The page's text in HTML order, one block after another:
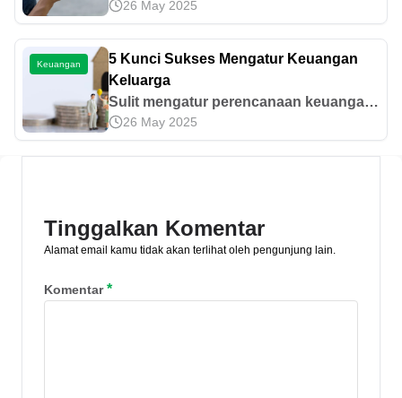
karyawan yang wajib dibayarkan
perusahaan saat terjadi pemutusan
hubungan kerja. Lantas, berapa
besarannya?
26 May 2025
Keuangan
5 Kunci Sukses Mengatur Keuangan
Keluarga
Sulit mengatur perencanaan keuangan
keluarga? Jangan bingung, simak
kunci suksesnya berikut ini
26 May 2025
Tinggalkan Komentar
Alamat email kamu tidak akan terlihat oleh pengunjung lain.
Komentar*